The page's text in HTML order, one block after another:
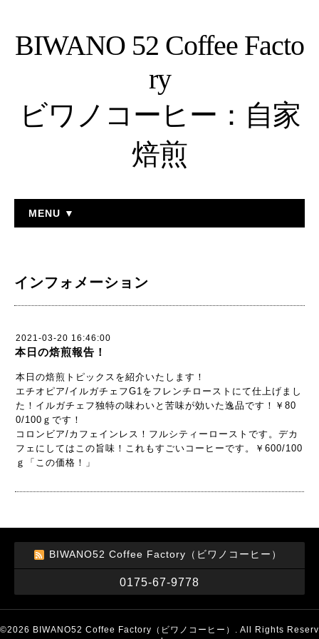
BIWANO 52 Coffee Facto
ry
ビワノコーヒー：自家
焙煎
MENU ▼
インフォメーション
2021-03-20 16:46:00
本日の焙煎報告！
本日の焙煎トピックスを紹介いたします！
エチオピア/イルガチェフG1をフレンチローストにて仕上げまし
た！イルガチェフ独特の味わいと苦味が効いた逸品です！￥80
0/100ｇです！
コロンビア/カフェインレス！フルシティーローストです。デカ
フェにしてはこの旨味！これもすごいコーヒーです。￥600/100
ｇ「この価格！」
BIWANO52 Coffee Factory（ビワノコーヒー）
0175-67-9778
©2026 BIWANO52 Coffee Factory（ビワノコーヒー） . All Rights Reserv